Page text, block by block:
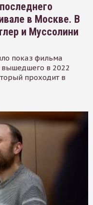
в Москве. В
и Муссолини
показ фильма
вышедшего в 2022
проходит в